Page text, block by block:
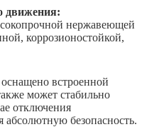
движения:
нержавеющей
коррозионостойкой,
встроенной
может стабильно
отключения
абсолютную безопасность.